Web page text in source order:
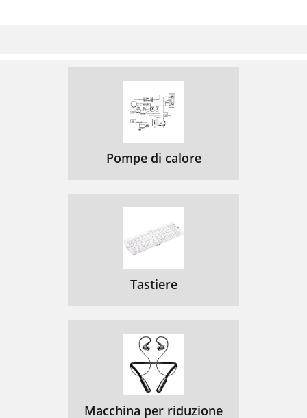
Pompe di calore
Tastiere
Macchina per riduzione